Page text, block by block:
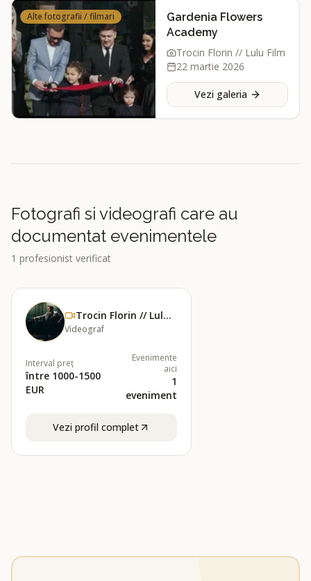
Alte fotografii / filmari
Gardenia Flowers
Academy
Trocin Florin // Lulu Film
22 martie 2026
Vezi galeria
Fotografi si videografi care au
documentat evenimentele
1 profesionist verificat
Trocin Florin // Lulu Film
Videograf
Interval preț
între 1000-1500
EUR
Evenimente
aici
1
eveniment
Vezi profil complet